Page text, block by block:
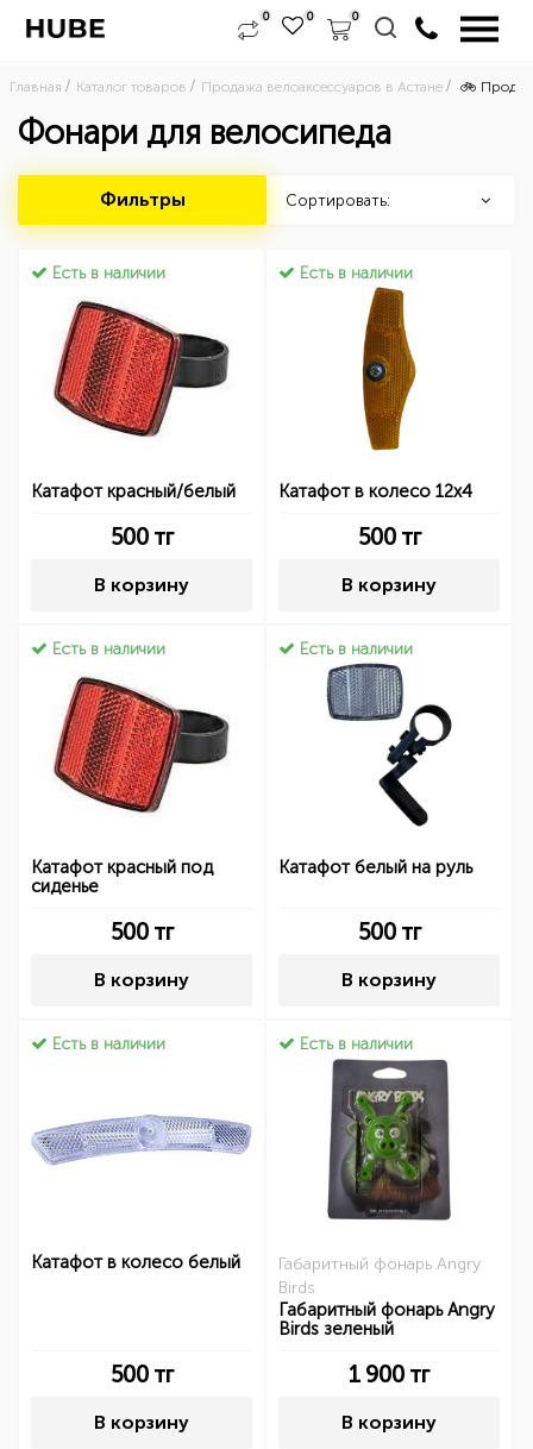
0 0 0
Главная Каталог товаров Продажа велоаксессуаров в Астане 🚲
Фонари для велосипеда
Фильтры Сортировать:
Есть в наличии
Катафот красный/белый
500тг
В корзину
Есть в наличии
Катафот в колесо 12х4
500тг
В корзину
Есть в наличии
Катафот красный под
сиденье
500тг
В корзину
Есть в наличии
Катафот белый на руль
500тг
В корзину
Есть в наличии
Катафот в колесо белый
500тг
В корзину
Есть в наличии
Габаритный фонарь Angry
Birds
Габаритный фонарь Angry
Birds зеленый
1 900 тг
В корзину